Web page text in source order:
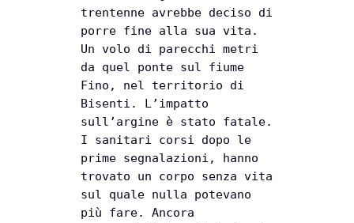
o
k
s
A
p
d
i
i
d
i
trentenne avrebbe deciso di
porre fine alla sua vita.
Un volo di parecchi metri
da quel ponte sul fiume
Fino, nel territorio di
Bisenti. L’impatto
sull’argine è stato fatale.
I sanitari corsi dopo le
prime segnalazioni, hanno
trovato un corpo senza vita
sul quale nulla potevano
più fare. Ancora